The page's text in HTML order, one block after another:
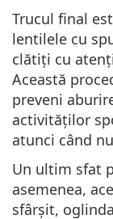
Trucul final
lentilele cu
clătiți cu
Această
preveni
activităților
atunci când
Un ultim sfat
asemenea,
sfârșit,